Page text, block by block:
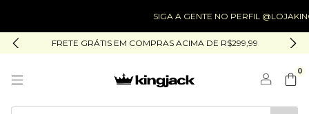
SIGA A GENTE NO PERFIL @LOJAKINGJACK
FRETE GRÁTIS EM COMPRAS ACIMA DE R$299,99
0